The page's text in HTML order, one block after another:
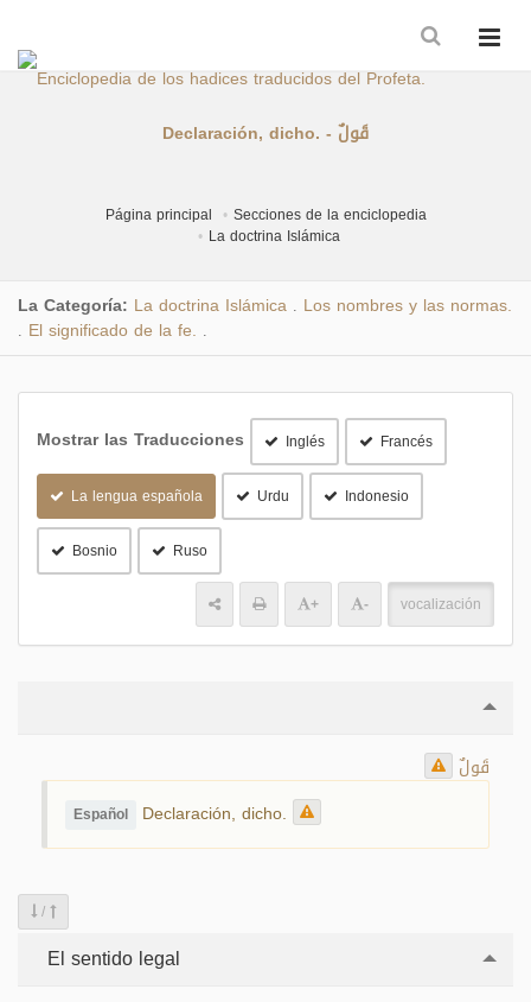
Declaración, dicho. - قَولٌ
Página principal
Secciones de la enciclopedia
La doctrina Islámica
La Categoría: La doctrina Islámica Los nombres y las normas.
El significado de la fe.
Mostrar las Traducciones Inglés Francés
La lengua española Urdu Indonesio
Bosnio Ruso
+ - vocalización
قَولٌ
Español Declaración, dicho.
/
El sentido legal